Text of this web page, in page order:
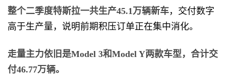
整个二季度特斯拉一共生产45.1万辆新车，交付数字
高于生产量，说明前期积压订单正在集中消化。
走量主力依旧是Model 3和Model Y两款车型，合计交
付46.77万辆。